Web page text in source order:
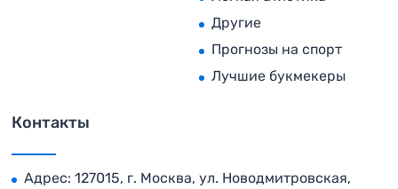
Другие
Прогнозы на спорт
Лучшие букмекеры
Контакты
Адрес: 127015, г. Москва, ул. Новодмитровская,